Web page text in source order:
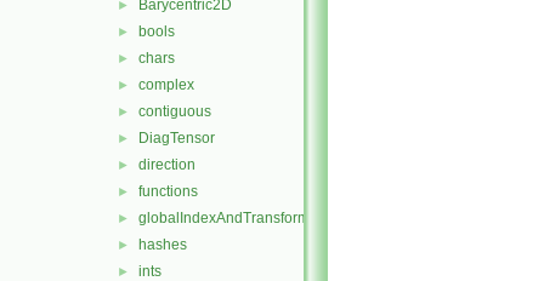
► Barycentric2D
► bools
► chars
► complex
► contiguous
► DiagTensor
► direction
► functions
► globalIndexAndTransform
► hashes
► ints